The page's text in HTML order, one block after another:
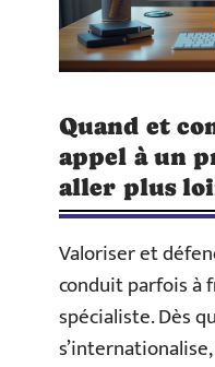
Quand et
appel à un
aller plus
Valoriser et
conduit parfois à
spécialiste. Dès